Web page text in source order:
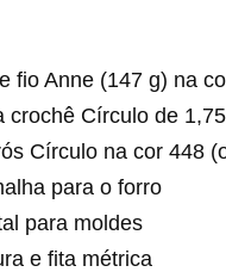
fio Anne (147 g) na
crochê Círculo de
Círculo na cor 448
para o forro
para moldes
e fita métrica